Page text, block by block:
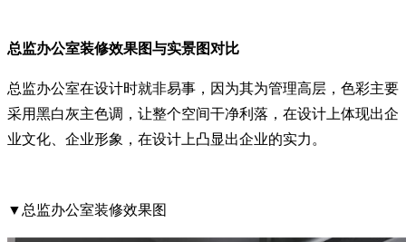
总监办公室装修效果图与实景图对比
总监办公室在设计时就非易事，因为其为管理高层，色彩主要
采用黑白灰主色调，让整个空间干净利落，在设计上体现出企
业文化、企业形象，在设计上凸显出企业的实力。
▼总监办公室装修效果图